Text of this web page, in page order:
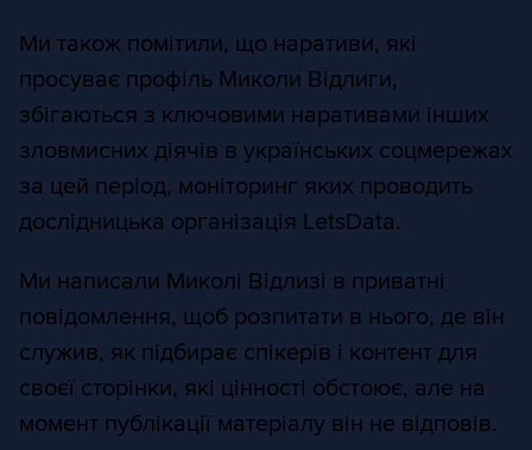
Ми також помітили, що наративи, які
просуває профіль Миколи Відлиги,
збігаються з ключовими наративами інших
зловмисних діячів в українських соцмережах
за цей період, моніторинг яких проводить
дослідницька організація LetsData.
Ми написали Миколі Відлизі в приватні
повідомлення, щоб розпитати в нього, де він
служив, як підбирає спікерів і контент для
своєї сторінки, які цінності обстоює, але на
момент публікації матеріалу він не відповів.